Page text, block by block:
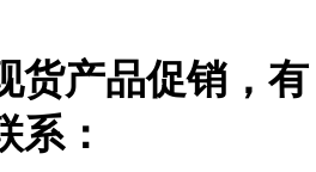
货产品促销，有
系：